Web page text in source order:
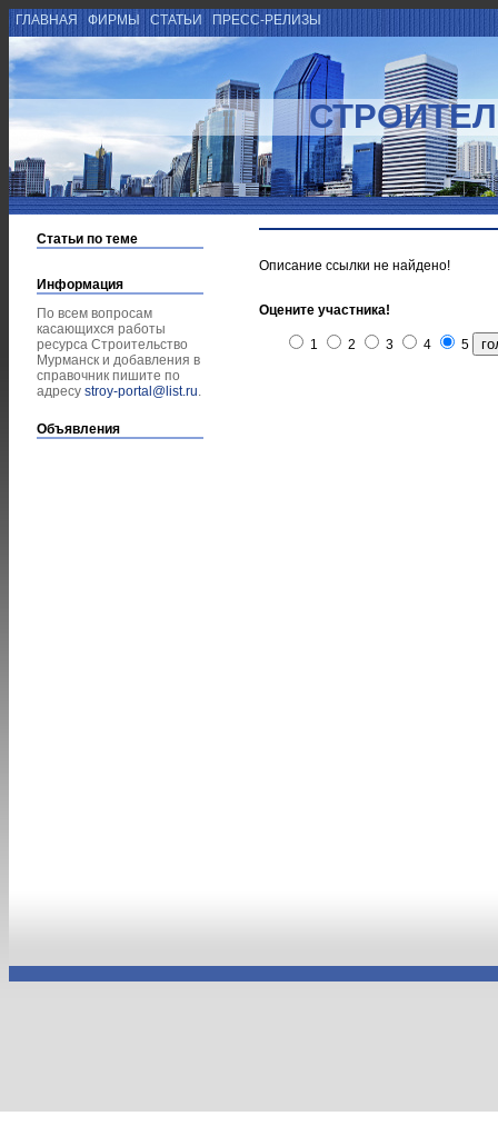
ГЛАВНАЯ ФИРМЫ СТАТЬИ ПРЕСС-РЕЛИЗЫ
Статьи по теме
Информация
По всем вопросам
касающихся работы
ресурса Строительство
Мурманск и добавления в
справочник пишите по
адресу stroy-portal@list.ru.
Объявления
Описание ссылки не найдено!
Оцените участника!
1 2 3 4 5